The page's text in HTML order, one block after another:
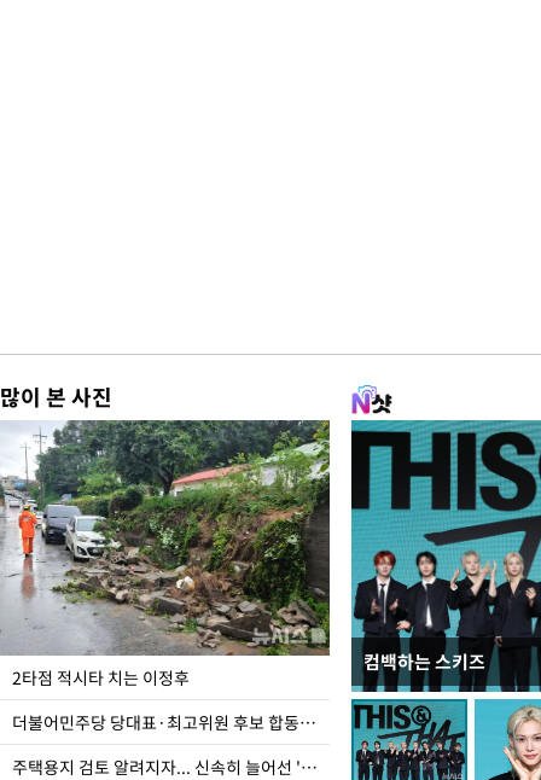
많이 본 사진
2타점 적시타 치는 이정후
더불어민주당 당대표·최고위원 후보 합동연설회
주택용지 검토 알려지자... 신속히 늘어선 '근조화환'
컴백하는 스키즈
이번주 국회에는 무